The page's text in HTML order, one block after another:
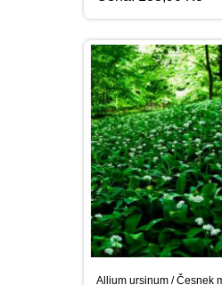
Allium ursinum / Česnek
Cena: 164,90 Kč